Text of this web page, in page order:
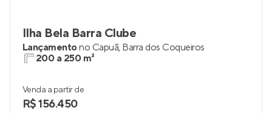
Ilha Bela Barra Clube
Lançamentono Capuã, Barra dos Coqueiros
200 a 250 m²
Venda a partir de
R$ 156.450